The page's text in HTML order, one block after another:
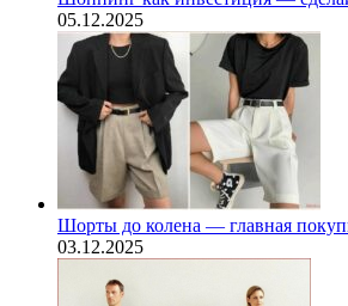
05.12.2025
Шорты до колена — главная
03.12.2025